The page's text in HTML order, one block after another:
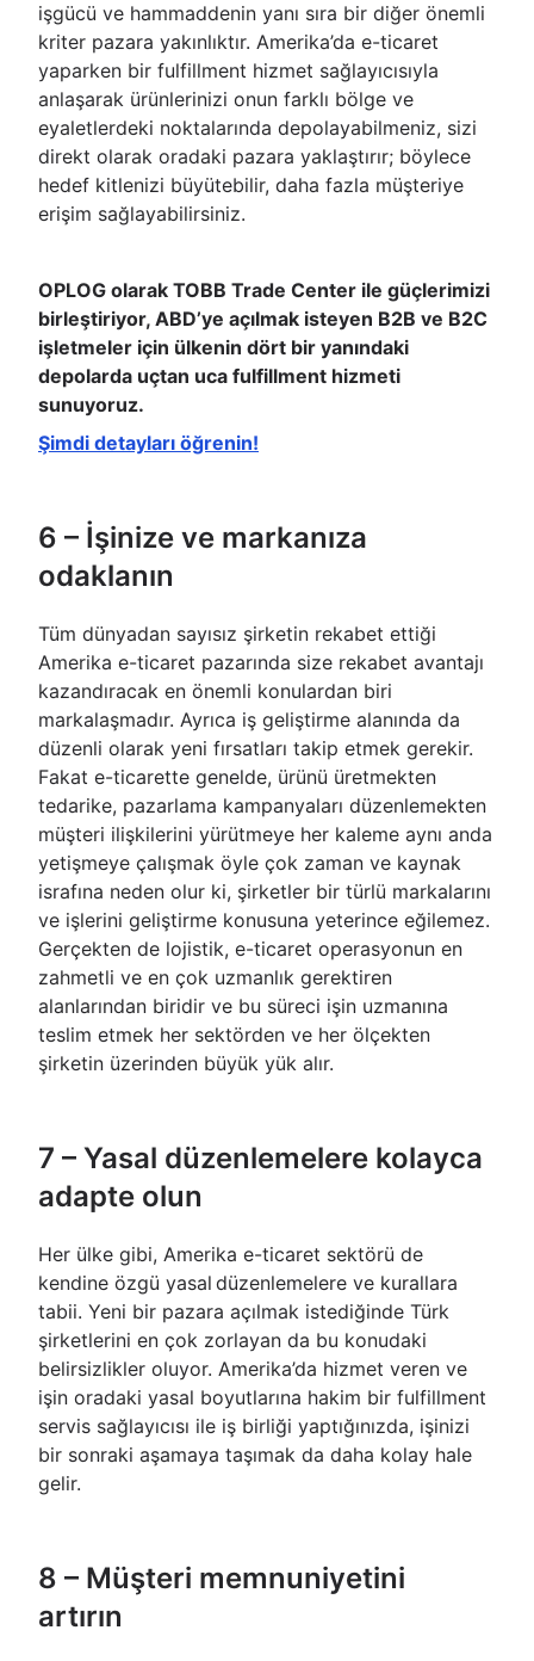
işgücü ve hammaddenin yanı sıra bir diğer önemli
kriter pazara yakınlıktır. Amerika’da e-ticaret
yaparken bir fulfillment hizmet sağlayıcısıyla
anlaşarak ürünlerinizi onun farklı bölge ve
eyaletlerdeki noktalarında depolayabilmeniz, sizi
direkt olarak oradaki pazara yaklaştırır; böylece
hedef kitlenizi büyütebilir, daha fazla müşteriye
erişim sağlayabilirsiniz.
OPLOG olarak TOBB Trade Center ile güçlerimizi
birleştiriyor, ABD’ye açılmak isteyen B2B ve B2C
işletmeler için ülkenin dört bir yanındaki
depolarda uçtan uca fulfillment hizmeti
sunuyoruz.
Şimdi detayları öğrenin!
6 – İşinize ve markanıza
odaklanın
Tüm dünyadan sayısız şirketin rekabet ettiği
Amerika e-ticaret pazarında size rekabet avantajı
kazandıracak en önemli konulardan biri
markalaşmadır. Ayrıca iş geliştirme alanında da
düzenli olarak yeni fırsatları takip etmek gerekir.
Fakat e-ticarette genelde, ürünü üretmekten
tedarike, pazarlama kampanyaları düzenlemekten
müşteri ilişkilerini yürütmeye her kaleme aynı anda
yetişmeye çalışmak öyle çok zaman ve kaynak
israfına neden olur ki, şirketler bir türlü markalarını
ve işlerini geliştirme konusuna yeterince eğilemez.
Gerçekten de lojistik, e-ticaret operasyonun en
zahmetli ve en çok uzmanlık gerektiren
alanlarından biridir ve bu süreci işin uzmanına
teslim etmek her sektörden ve her ölçekten
şirketin üzerinden büyük yük alır.
7 – Yasal düzenlemelere kolayca
adapte olun
Her ülke gibi, Amerika e-ticaret sektörü de
kendine özgü yasal düzenlemelere ve kurallara
tabii. Yeni bir pazara açılmak istediğinde Türk
şirketlerini en çok zorlayan da bu konudaki
belirsizlikler oluyor. Amerika’da hizmet veren ve
işin oradaki yasal boyutlarına hakim bir fulfillment
servis sağlayıcısı ile iş birliği yaptığınızda, işinizi
bir sonraki aşamaya taşımak da daha kolay hale
gelir.
8 – Müşteri memnuniyetini
artırın